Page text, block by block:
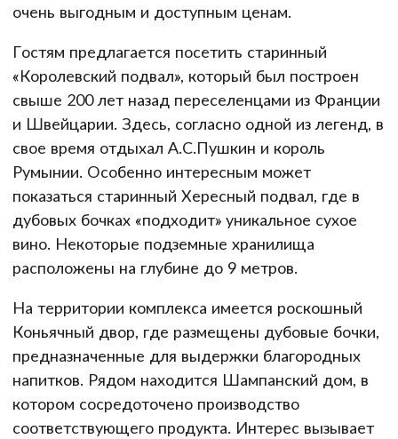
очень выгодным и доступным ценам.
Гостям предлагается посетить старинный
«Королевский подвал», который был построен
свыше 200 лет назад переселенцами из Франции
и Швейцарии. Здесь, согласно одной из легенд, в
свое время отдыхал А.С.Пушкин и король
Румынии. Особенно интересным может
показаться старинный Хересный подвал, где в
дубовых бочках «подходит» уникальное сухое
вино. Некоторые подземные хранилища
расположены на глубине до 9 метров.
На территории комплекса имеется роскошный
Коньячный двор, где размещены дубовые бочки,
предназначенные для выдержки благородных
напитков. Рядом находится Шампанский дом, в
котором сосредоточено производство
соответствующего продукта. Интерес вызывает